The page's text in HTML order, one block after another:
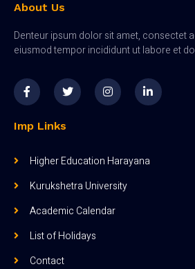
About Us
Denteur ipsum dolor sit amet, consectet
eiusmod tempor incididunt ut labore et
Imp Links
Higher Education Harayana
Kurukshetra University
Academic Calendar
List of Holidays
Contact